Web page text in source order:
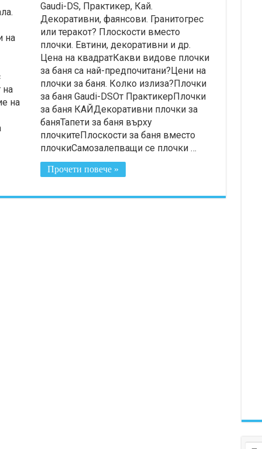
на
на
на
Gaudi-DS, Практикер, Кай.
Декоративни, фаянсови. Гранитогрес
или теракот? Плоскости вместо
плочки. Евтини, декоративни и др.
Цена на квадратКакви видове плочки
за баня са най-предпочитани?Цени на
плочки за баня. Колко излиза?Плочки
за баня Gaudi-DSОт ПрактикерПлочки
за баня КАЙДекоративни плочки за
баняТапети за баня върху
плочкитеПлоскости за баня вместо
плочкиСамозалепващи се плочки …
Прочети повече »